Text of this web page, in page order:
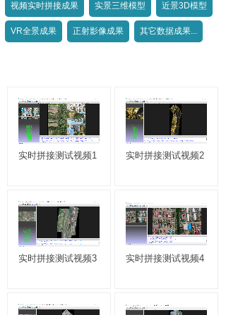
视频实时拼接成果 实景三维模型 近景3D模型
VR全景成果 正射影像成果 其它数据成果...
实时拼接测试视频1 实时拼接测试视频2
实时拼接测试视频3 实时拼接测试视频4